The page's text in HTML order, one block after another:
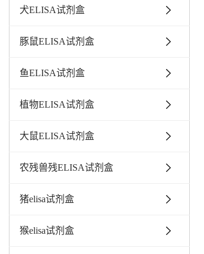
犬ELISA试剂盒
豚鼠ELISA试剂盒
鱼ELISA试剂盒
植物ELISA试剂盒
大鼠ELISA试剂盒
农残兽残ELISA试剂盒
猪elisa试剂盒
猴elisa试剂盒